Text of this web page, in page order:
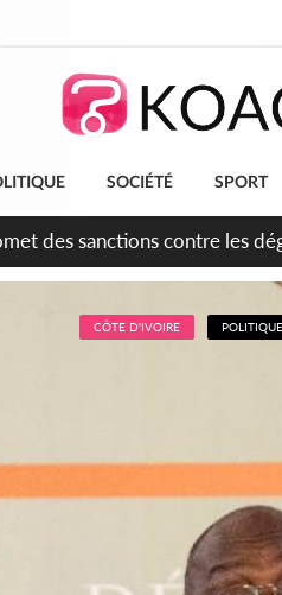
SOCIÉTÉ SPORT
des sanctions contre les
CÔTE D'IVOIRE POLITIQUE